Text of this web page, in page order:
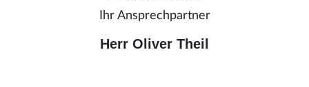
Ihr Ansprechpartner
Herr Oliver Theil